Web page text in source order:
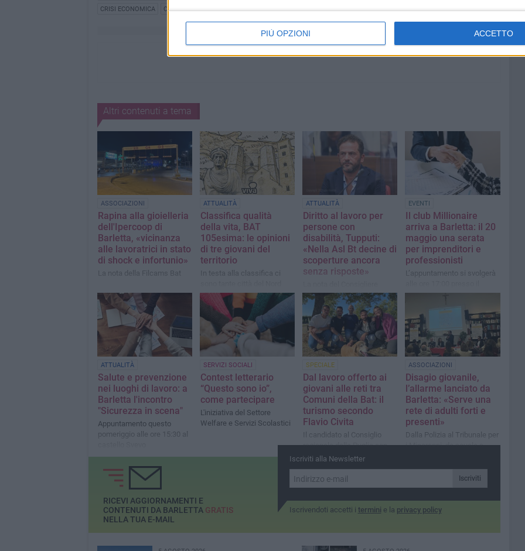
PIÙ OPZIONI ACCETTO
CRISI ECONOMICA
CATTIVA POLITICA AMMINISTRAZIONE CASCELLA
Altri contenuti a tema
ASSOCIAZIONI
Rapina alla gioielleria
dell'Ipercoop di
Barletta, «vicinanza
alle lavoratrici in stato
di shock e infortunio»
La nota della Filcams Bat
ATTUALITÀ
Classifica qualità
della vita, BAT
105esima: le opinioni
di tre giovani del
territorio
In testa alla classifica ci
Italia
ATTUALITÀ
Diritto al lavoro per
persone con
disabilità, Tupputi:
«Nella Asl Bt decine di
scoperture ancora
senza risposte»
Comunale Vito Tupputi
EVENTI
Il club Millionaire
arriva a Barletta: il 20
maggio una serata
per imprenditori e
professionisti
L’appuntamento si svolgerà
Circolo Tennis “Hugo
ATTUALITÀ
Salute e prevenzione
nei luoghi di lavoro: a
Barletta l'incontro
"Sicurezza in scena"
Appuntamento questo
pomeriggio alle ore 15:30 al
SERVIZI SOCIALI
Contest letterario
“Questo sono io”,
come partecipare
L'iniziativa del Settore
Welfare e Servizi Scolastici
SPECIALE
Dal lavoro offerto ai
giovani alle reti tra
Comuni della Bat: il
turismo secondo
Flavio Civita
Il candidato al Consiglio
regionale della Puglia con
Fratelli d’Italia porta il suo
dato in concessione la mia
struttura ricettiva ad
rientrare dall’estero»
ASSOCIAZIONI
Disagio giovanile,
l’allarme lanciato da
Barletta: «Serve una
rete di adulti forti e
presenti»
Dalla Polizia al Tribunale per
i Minorenni, da scuola e
responsabilità condivisa
Iscriviti alla Newsletter
Iscriviti
Iscrivendoti accetti i termini e la privacy policy
RICEVI AGGIORNAMENTI E
CONTENUTI DA BARLETTA GRATIS
NELLA TUA E-MAIL